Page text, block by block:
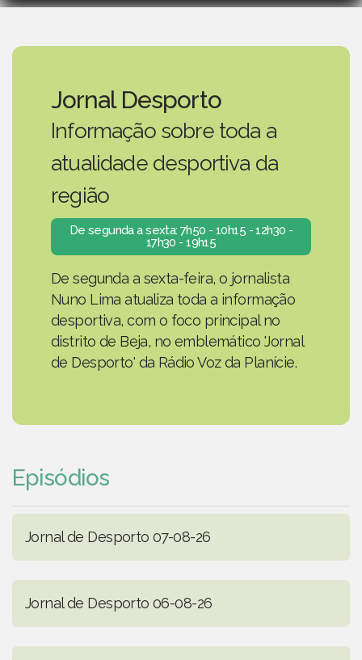
Jornal Desporto
Informação sobre toda a
atualidade desportiva da
região
De segunda a sexta: 7h50 - 10h15 - 12h30 -
17h30 - 19h15
De segunda a sexta-feira, o jornalista
Nuno Lima atualiza toda a informação
desportiva, com o foco principal no
distrito de Beja, no emblemático 'Jornal
de Desporto' da Rádio Voz da Planície.
Episódios
Jornal de Desporto 07-08-26
Jornal de Desporto 06-08-26